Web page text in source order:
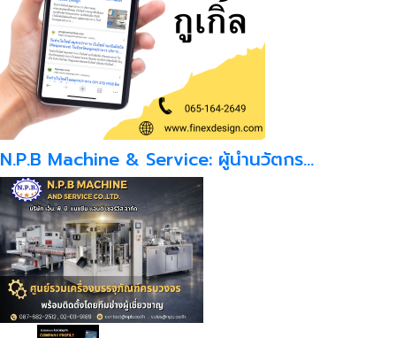
N.P.B Machine & Service: ผู้นำนวัตกร…